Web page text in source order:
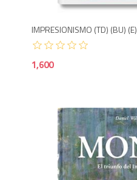
IMPRESIONISMO (TD) (BU) (E)
1,600